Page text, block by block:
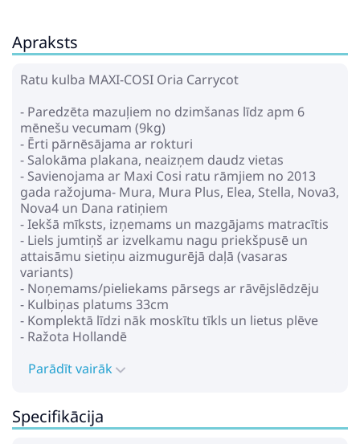
Apraksts
Ratu kulba MAXI-COSI Oria Carrycot
- Paredzēta mazuļiem no dzimšanas līdz apm 6
mēnešu vecumam (9kg)
- Ērti pārnēsājama ar rokturi
- Salokāma plakana, neaizņem daudz vietas
- Savienojama ar Maxi Cosi ratu rāmjiem no 2013
gada ražojuma- Mura, Mura Plus, Elea, Stella, Nova3,
Nova4 un Dana ratiņiem
- Iekšā mīksts, izņemams un mazgājams matracītis
- Liels jumtiņš ar izvelkamu nagu priekšpusē un
attaisāmu sietiņu aizmugurējā daļā (vasaras
variants)
- Noņemams/pieliekams pārsegs ar rāvējslēdzēju
- Kulbiņas platums 33cm
- Komplektā līdzi nāk moskītu tīkls un lietus plēve
- Ražota Hollandē
Parādīt vairāk
Specifikācija